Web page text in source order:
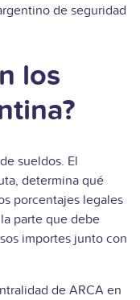
de seguridad
los
de sueldos. El
determina qué
porcentajes legales
parte que debe
importes junto con
de ARCA en